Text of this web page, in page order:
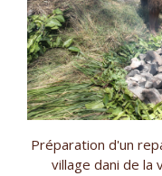
Préparation d'un
village dani de la